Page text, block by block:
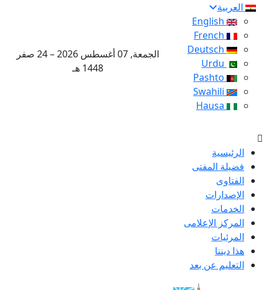
العربية
الجمعة, 07 أغسطس 2026 – 24 صفر
1448 هـ
الرئيسية
فضيلة المفتى
الفتاوى
الإصدارات
الخدمات
المركز الإعلامى
المرئيات
هذا ديننا
التعليم عن بعد